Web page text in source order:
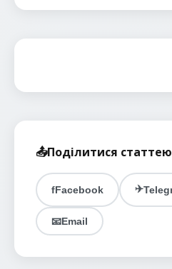
📤Поділитися
fFacebook ✈️
📧Email